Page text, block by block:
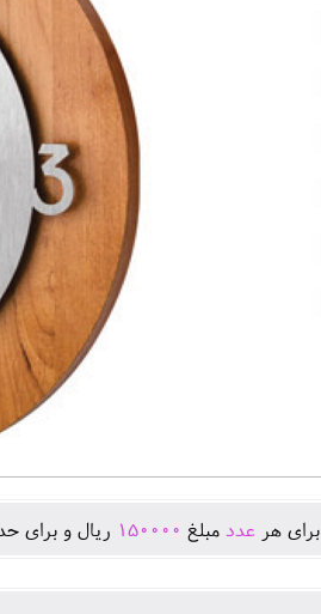
برای هرعدد مبلغ 150000 ريال و برای